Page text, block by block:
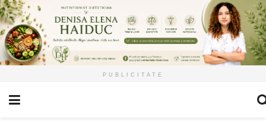
PUBLICITATE